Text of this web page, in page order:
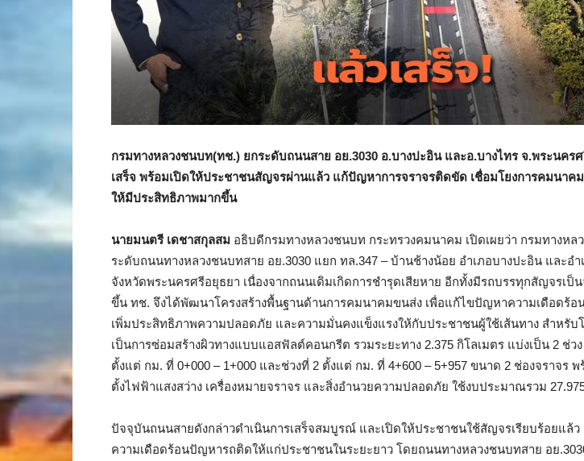
กรมทางหลวงชนบท(ทช.) ยกระดับถนนสาย อย.3030 อ.บางปะอิน และอ.บางไทร จ.พระนคร
เสร็จ พร้อมเปิดให้ประชาชนสัญจรผ่านแล้ว แก้ปัญหาการจราจรติดขัด เชื่อมโยงการคมนาคม
ให้มีประสิทธิภาพมากขึ้น
นายมนตรี เดชาสกุลสม อธิบดีกรมทางหลวงชนบท กระทรวงคมนาคม เปิดเผยว่า กรมทางหล
ระดับถนนทางหลวงชนบทสาย อย.3030 แยก ทล.347 – บ้านช้างน้อย อำเภอบางปะอิน และอำ
จังหวัดพระนครศรีอยุธยา เนื่องจากถนนเดิมเกิดการชำรุดเสียหาย อีกทั้งมีรถบรรทุกสัญจรเป็
ขึ้น ทช. จึงได้พัฒนาโครงสร้างพื้นฐานด้านการคมนาคมขนส่ง เพื่อแก้ไขปัญหาความเดือดร้อ
เพิ่มประสิทธิภาพความปลอดภัย และความมั่นคงแข็งแรงให้กับประชาชนผู้ใช้เส้นทาง สำหรับ
เป็นการซ่อมสร้างผิวทางแบบแอสฟัลต์คอนกรีต รวมระยะทาง 2.375 กิโลเมตร แบ่งเป็น 2 ช่ว
ตั้งแต่ กม. ที่ 0+000 – 1+000 และช่วงที่ 2 ตั้งแต่ กม. ที่ 4+600 – 5+957 ขนาด 2 ช่องจราจร
ตั้งไฟฟ้าแสงสว่าง เครื่องหมายจราจร และสิ่งอำนวยความปลอดภัย ใช้งบประมาณรวม
ปัจจุบันถนนสายดังกล่าวดำเนินการเสร็จสมบูรณ์ และเปิดให้ประชาชนใช้สัญจรเรียบร้อยแล้ว
ความเดือดร้อนปัญหารถติดให้แก่ประชาชนในระยะยาว โดยถนนทางหลวงชนบทสาย อย